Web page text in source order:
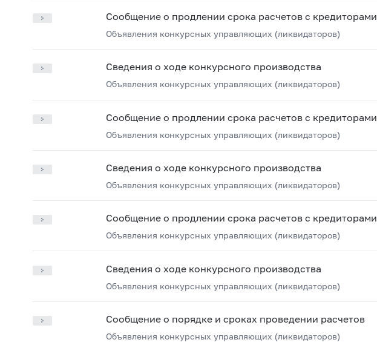
Сообщение о продлении срока расчетов с кредиторами
Объявления конкурсных управляющих (ликвидаторов)
Сведения о ходе конкурсного производства
Объявления конкурсных управляющих (ликвидаторов)
Сообщение о продлении срока расчетов с кредиторами
Объявления конкурсных управляющих (ликвидаторов)
Сведения о ходе конкурсного производства
Объявления конкурсных управляющих (ликвидаторов)
Сообщение о продлении срока расчетов с кредиторами
Объявления конкурсных управляющих (ликвидаторов)
Сведения о ходе конкурсного производства
Объявления конкурсных управляющих (ликвидаторов)
Сообщение о порядке и сроках проведении расчетов
Объявления конкурсных управляющих (ликвидаторов)